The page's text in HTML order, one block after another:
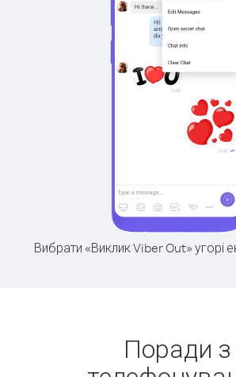
Вибрати «Виклик Viber Out» угорі
Поради з